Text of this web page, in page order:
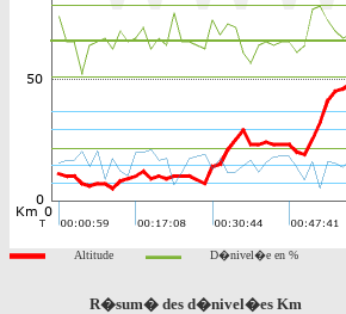
Altitude D�nivel�e en %
R�sum� des d�nivel�es Km